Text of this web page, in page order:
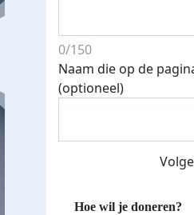
0/150
Naam die op de
(optioneel)